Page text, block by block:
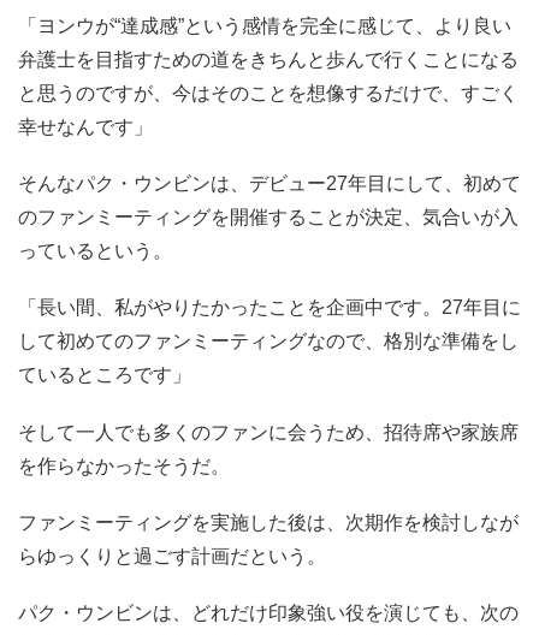
「ヨンウが“達成感”という感情を完全に感じて、より良い
弁護士を目指すための道をきちんと歩んで行くことになる
と思うのですが、今はそのことを想像するだけで、すごく
幸せなんです」
そんなパク・ウンビンは、デビュー27年目にして、初めて
のファンミーティングを開催することが決定、気合いが入
っているという。
「長い間、私がやりたかったことを企画中です。27年目に
して初めてのファンミーティングなので、格別な準備をし
ているところです」
そして一人でも多くのファンに会うため、招待席や家族席
を作らなかったそうだ。
ファンミーティングを実施した後は、次期作を検討しなが
らゆっくりと過ごす計画だという。
パク・ウンビンは、どれだけ印象強い役を演じても、次の